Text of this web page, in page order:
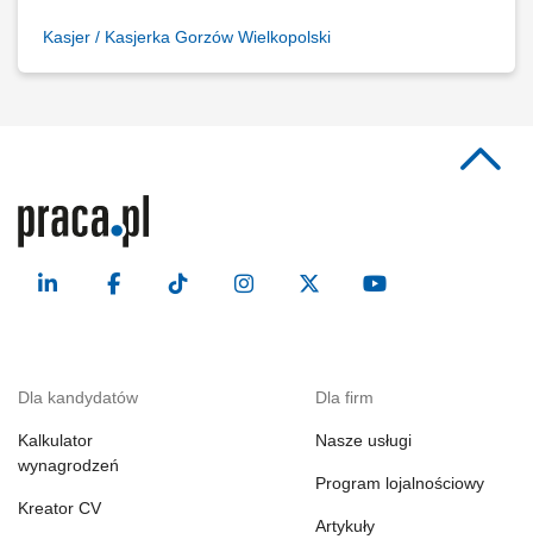
Kasjer / Kasjerka Gorzów Wielkopolski
Dla kandydatów
Kalkulator
wynagrodzeń
Kreator CV
Dla firm
Nasze usługi
Program lojalnościowy
Artykuły